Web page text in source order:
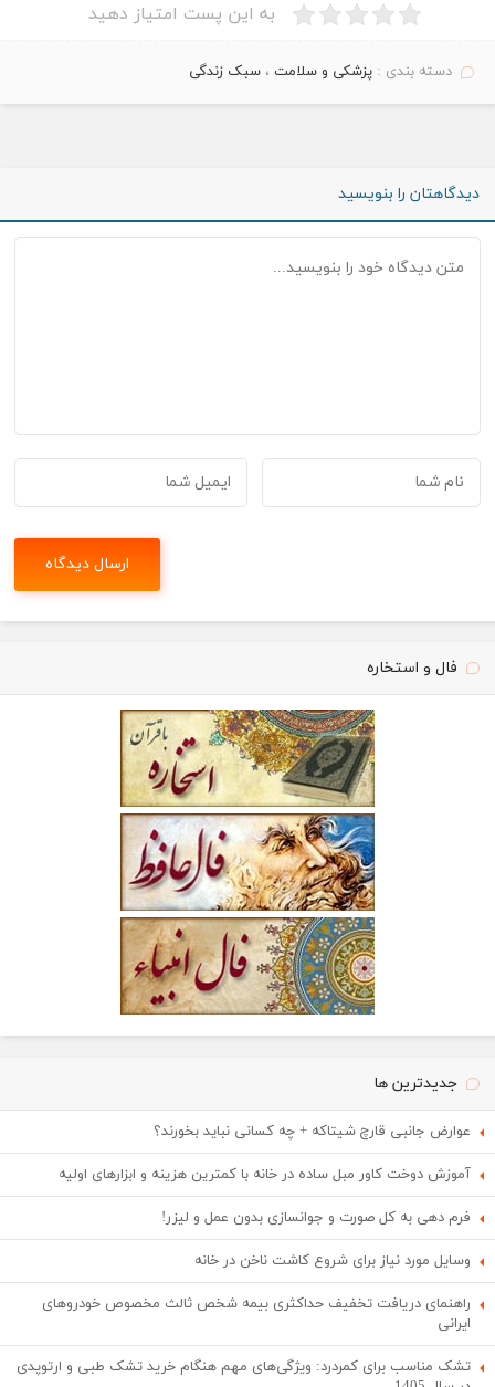
به این پست امتیاز دهید
دسته بندی :پزشکی و سلامت ،سبک زندگی
دیدگاهتان را بنویسید
فال و استخاره
جدیدترین ها
عوارض جانبی قارچ شیتاکه + چه کسانی نباید بخورند؟
آموزش دوخت کاور مبل ساده در خانه با کمترین هزینه و ابزارهای اولیه
فرم دهی به کل صورت و جوانسازی بدون عمل و لیزر!
وسایل مورد نیاز برای شروع کاشت ناخن در خانه
راهنمای دریافت تخفیف حداکثری بیمه شخص ثالث مخصوص خودروهای
ایرانی
تشک مناسب برای کمردرد: ویژگی‌های مهم هنگام خرید تشک طبی و ارتوپدی